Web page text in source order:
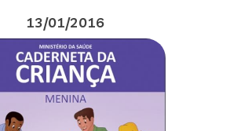
13/01/2016